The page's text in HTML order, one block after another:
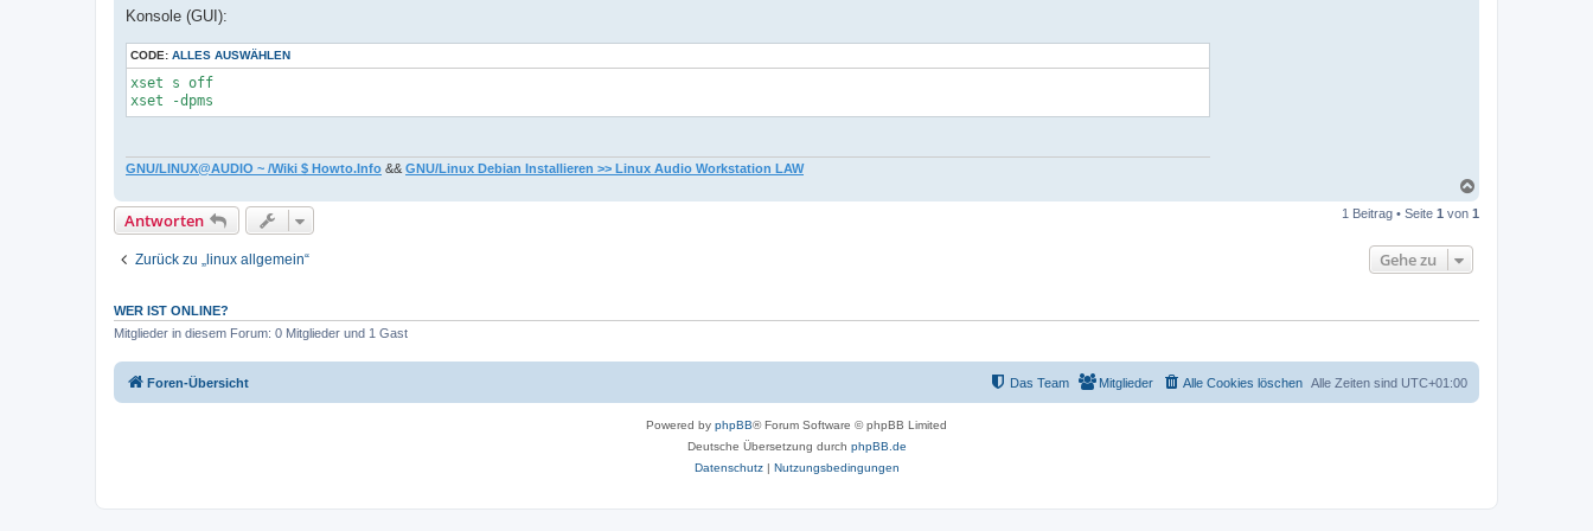
Konsole (GUI):
CODE: ALLES AUSWÄHLEN
xset s off
xset -dpms
GNU/LINUX@AUDIO ~ /Wiki $ Howto.Info &&GNU/Linux Debian Installieren >> Linux Audio Workstation LAW
c
Antworten 1 Beitrag • Seite 1 von 1
Zurück zu „linux allgemein“ Gehe zu
WER IST ONLINE?
Mitglieder in diesem Forum: 0 Mitglieder und 1 Gast
Foren-Übersicht Alle Zeiten sind UTC+01:00
Alle Cookies löschen
Mitglieder
Das Team
Powered by phpBB® Forum Software © phpBB Limited
Deutsche Übersetzung durch phpBB.de
Datenschutz| Nutzungsbedingungen